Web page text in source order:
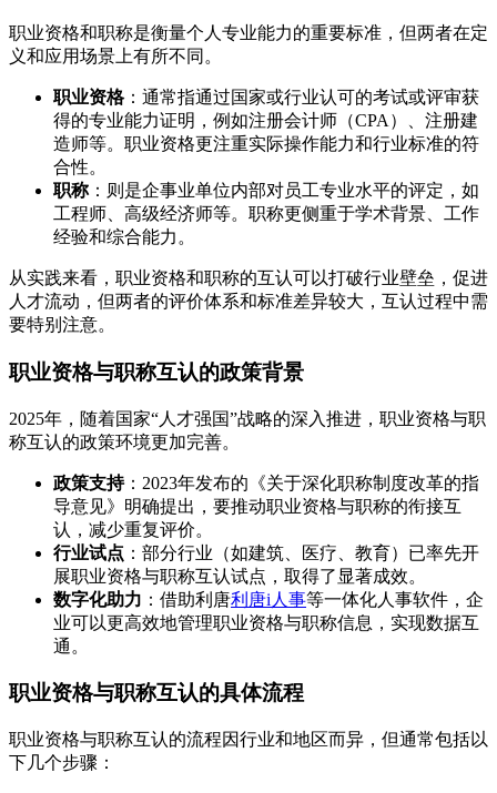
职业资格和职称是衡量个人专业能力的重要标准，但两者在定
义和应用场景上有所不同。
职业资格：通常指通过国家或行业认可的考试或评审获
得的专业能力证明，例如注册会计师（CPA）、注册建
造师等。职业资格更注重实际操作能力和行业标准的符
合性。
职称：则是企事业单位内部对员工专业水平的评定，如
工程师、高级经济师等。职称更侧重于学术背景、工作
经验和综合能力。
从实践来看，职业资格和职称的互认可以打破行业壁垒，促进
人才流动，但两者的评价体系和标准差异较大，互认过程中需
要特别注意。
职业资格与职称互认的政策背景
2025年，随着国家“人才强国”战略的深入推进，职业资格与职
称互认的政策环境更加完善。
政策支持：2023年发布的《关于深化职称制度改革的指
导意见》明确提出，要推动职业资格与职称的衔接互
认，减少重复评价。
行业试点 ：部分行业（如建筑、医疗、教育）已率先开
展职业资格与职称互认试点，取得了显著成效。
数字化助力 ：借助利唐利唐i人事等一体化人事软件，企
业可以更高效地管理职业资格与职称信息，实现数据互
通。
职业资格与职称互认的具体流程
职业资格与职称互认的流程因行业和地区而异，但通常包括以
下几个步骤：